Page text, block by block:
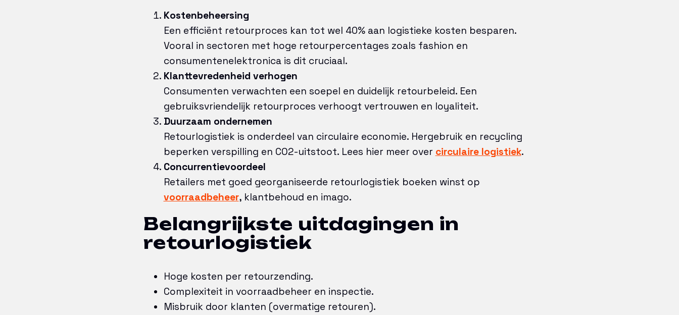
Kostenbeheersing
Een efficiënt retourproces kan tot wel 40% aan logistieke kosten besparen.
Vooral in sectoren met hoge retourpercentages zoals fashion en
consumentenelektronica is dit cruciaal.
Klanttevredenheid verhogen
Consumenten verwachten een soepel en duidelijk retourbeleid. Een
gebruiksvriendelijk retourproces verhoogt vertrouwen en loyaliteit.
Duurzaam ondernemen
Retourlogistiek is onderdeel van circulaire economie. Hergebruik en recycling
beperken verspilling en CO2-uitstoot. Lees hier meer over circulaire logistiek.
Concurrentievoordeel
Retailers met goed georganiseerde retourlogistiek boeken winst op
voorraadbeheer, klantbehoud en imago.
Belangrijkste uitdagingen in
retourlogistiek
Hoge kosten per retourzending.
Complexiteit in voorraadbeheer en inspectie.
Misbruik door klanten (overmatige retouren).